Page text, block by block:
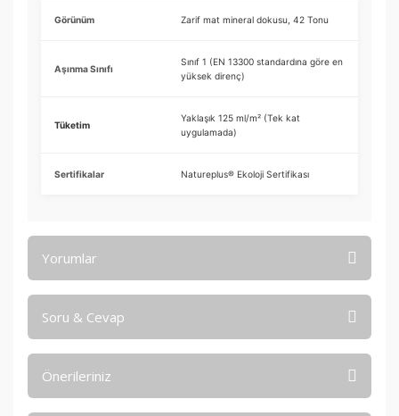
Görünüm Zarif mat mineral dokusu, 42 Tonu
Aşınma Sınıfı
Sınıf 1 (EN 13300 standardına göre en
yüksek direnç)
Tüketim
Yaklaşık 125 ml/m² (Tek kat
uygulamada)
Sertifikalar Natureplus® Ekoloji Sertifikası
Yorumlar
Soru & Cevap
Önerileriniz